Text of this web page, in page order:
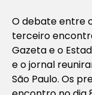
O debate entre
terceiro
Gazeta e o
e o jornal
São Paulo. Os